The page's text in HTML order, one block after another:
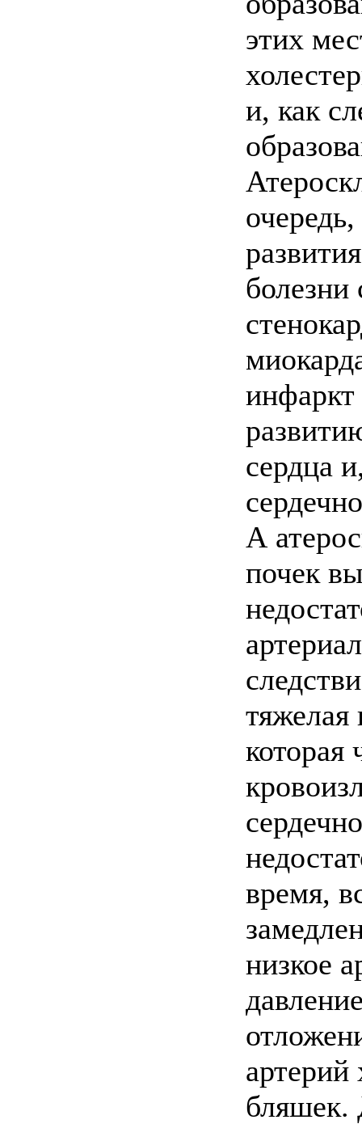
этих
и, как
болезни
инфаркт
сердца
А
почек
тяжелая
которая
время,
низкое
артерий
бляшек.